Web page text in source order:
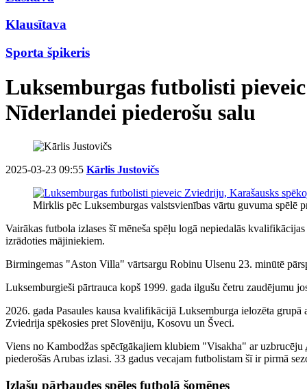
Klausītava
Sporta špikeris
Luksemburgas futbolisti
Nīderlandei piederošu salu
2025-03-23 09:55 Kārlis Justovičs
Mirklis pēc Luksemburgas valstsvienības vārtu guvuma spēlē
Vairākas futbola izlases šī mēneša spēļu logā nepiedalās
izrādoties mājiniekiem.
Birmingemas "Aston Villa" vārtsargu Robinu Ulsenu 23. minūtē
Luksemburgieši pārtrauca kopš 1999. gada ilgušu četru zaudējumu
2026. gada Pasaules kausa kvalifikācijā Luksemburga ielozēta
Zviedrija spēkosies pret Slovēniju, Kosovu un Šveci.
Viens no Kambodžas spēcīgākajiem klubiem "Visakha" ar uzbrucēju
piederošās Arubas izlasi. 33 gadus vecajam futbolistam šī ir pirmā
Izlašu pārbaudes spēles futbolā šomēnes